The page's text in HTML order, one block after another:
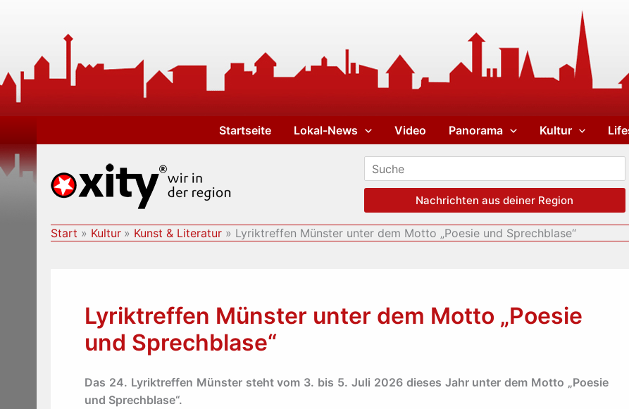
Startseite Lokal-News Video Panorama Kultur
Nachrichten aus deiner Region
Start Kultur Kunst & Literatur Lyriktreffen Münster unter dem Motto „Poesie und Sprechblase“
Lyriktreffen Münster unter dem Motto „Poesie
und Sprechblase“
Das 24. Lyriktreffen Münster steht vom 3. bis 5. Juli 2026 dieses Jahr unter dem Motto „Poesie
und Sprechblase“.